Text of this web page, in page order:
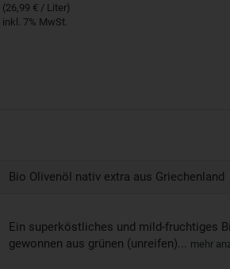
(26,99 € / Liter)
inkl. 7% MwSt.
Bio Olivenöl nativ extra aus Griechenland
Ein superköstliches und mild-fruchtiges
gewonnen aus grünen (unreifen)... mehr